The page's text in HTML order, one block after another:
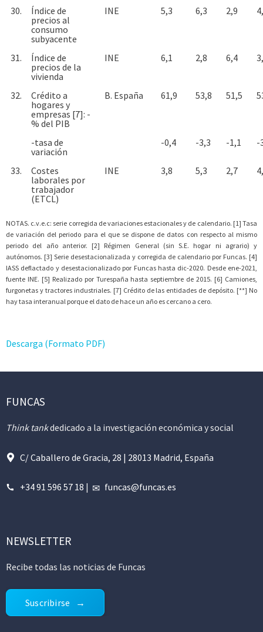
30.
Índice de
precios al
consumo
subyacente
INE 5,3 6,3 2,9
31.
Índice de
precios de la
vivienda
INE 6,1 2,8 6,4
32.
Crédito a
hogares y
empresas [7]: -
% del PIB
B. España 61,9 53,8 51,5
-tasa de
variación
-0,4 -3,3 -1,1 -
33.
Costes
laborales por
trabajador
(ETCL)
INE 3,8 5,3 2,7
NOTAS. c.v.e.c: serie corregida de variaciones estacionales y de calendario. [1] Tasa
de variación del periodo para el que se dispone de datos con respecto al mismo
periodo del año anterior. [2] Régimen General (sin S.E. hogar ni agrario) y
autónomos. [3] Serie desestacionalizada y corregida de calendario por Funcas. [4]
IASS deflactado y desestacionalizado por Funcas hasta dic-2020. Desde ene-2021,
fuente INE. [5] Realizado por Turespaña hasta septiembre de 2015. [6] Camiones,
furgonetas y tractores industriales. [7] Crédito de las entidades de depósito. [**] No
hay tasa interanual porque el dato de hace un año es cercano a cero.
Descarga (Formato PDF)
FUNCAS
Think tankdedicado a la investigación económica y social
C/ Caballero de Gracia, 28 | 28013 Madrid, España
+34 91 596 57 18 | funcas@funcas.es
NEWSLETTER
Recibe todas las noticias de Funcas
Suscribirse